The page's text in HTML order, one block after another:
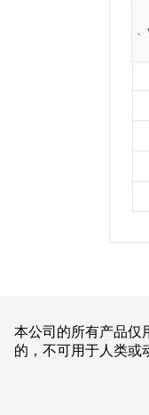
、
本公司的所有产品仅
的，不可用于人类或